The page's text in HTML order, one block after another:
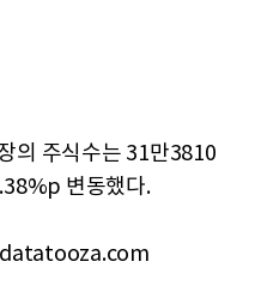
의 주식수는 31만3810
변동했다.